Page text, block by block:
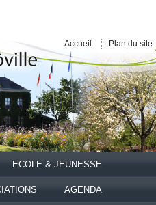
Accueil Plan du site
ECOLE & JEUNESSE
AGENDA